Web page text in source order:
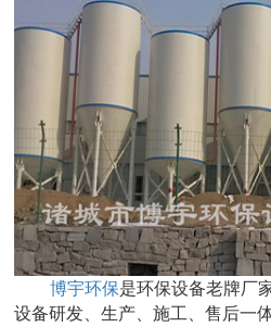
博宇环保是环保设备老牌厂
设备研发、生产、施工、售后一